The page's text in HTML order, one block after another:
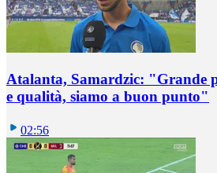
Atalanta, Samardzic: "Grande
e qualità, siamo a buon punto"
02:56